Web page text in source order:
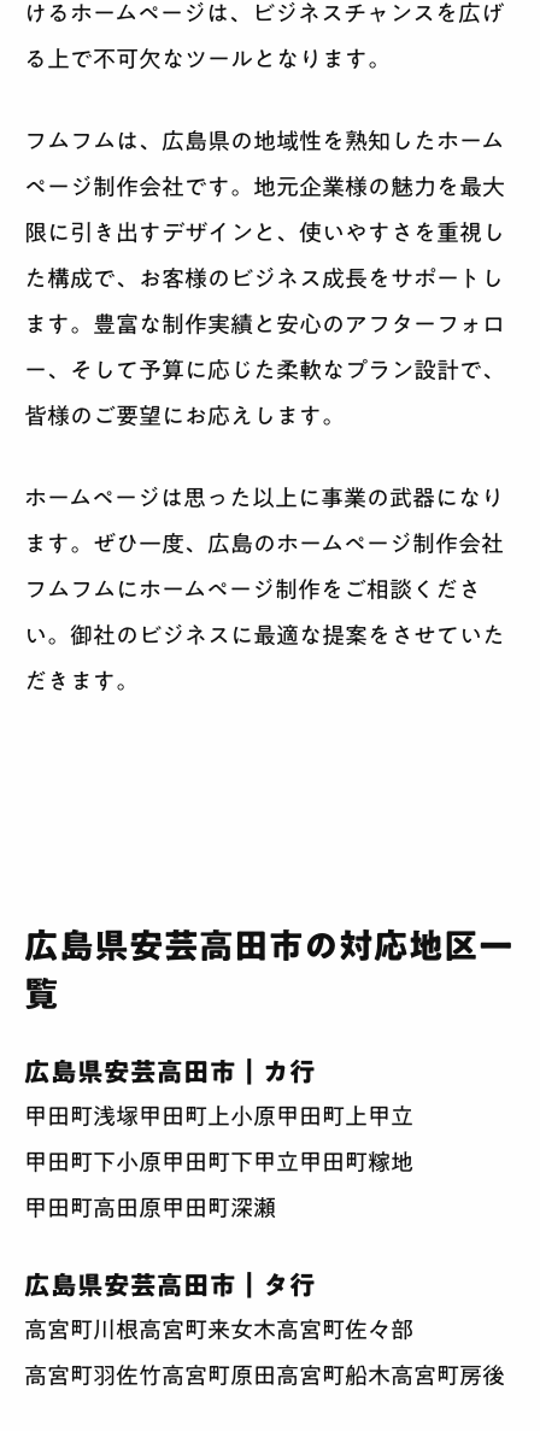
けるホームページは、ビジネスチャンスを広げ
る上で不可欠なツールとなります。
フムフムは、広島県の地域性を熟知したホーム
ページ制作会社です。地元企業様の魅力を最大
限に引き出すデザインと、使いやすさを重視し
た構成で、お客様のビジネス成長をサポートし
ます。豊富な制作実績と安心のアフターフォロ
ー、そして予算に応じた柔軟なプラン設計で、
皆様のご要望にお応えします。
ホームページは思った以上に事業の武器になり
ます。ぜひ一度、 広島のホームページ制作会社
フムフム にホームページ制作をご相談くださ
い。御社のビジネスに最適な提案をさせていた
だきます。
広島県安芸高田市の対応地区一
覧
広島県安芸高田市｜カ行
甲田町浅塚甲田町上小原甲田町上甲立
甲田町下小原甲田町下甲立 甲田町糘地
甲田町高田原甲田町深瀬
広島県安芸高田市｜タ行
高宮町川根高宮町来女木高宮町佐々部
高宮町羽佐竹高宮町原田高宮町船木高宮町房後